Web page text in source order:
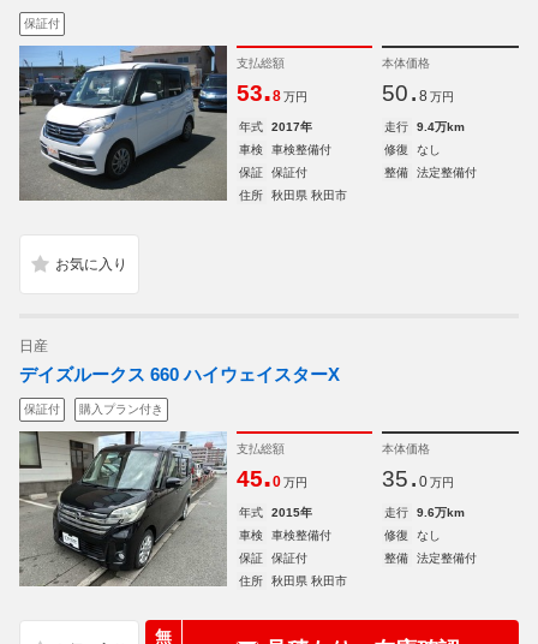
保証付
支払総額
53.8 万円
本体価格
50. 8 万円
年式 2017年 走行
9.4万km
車検
車検整備付 修復
なし
保証
保証付 整備
法定整備付
住所
秋田県 秋田市
日産
デイズルークス 660 ハイウェイスターX
保証付 購入プラン付き
支払総額
45.0 万円
本体価格
35. 0 万円
年式 2015年 走行
9.6万km
車検
車検整備付 修復
なし
保証
保証付 整備
法定整備付
住所
秋田県 秋田市
無